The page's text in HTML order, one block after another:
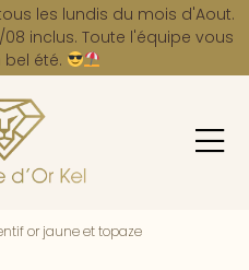
les lundis du mois d'Aout.
inclus. Toute l'équipe vous
été.
or jaune et topaze